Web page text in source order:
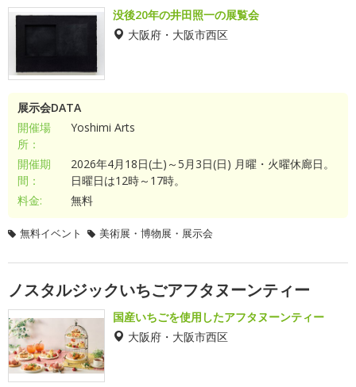
没後20年の井田照一の展覧会
大阪府・大阪市西区
展示会DATA
開催場
所：
Yoshimi Arts
開催期
間：
2026年4月18日(土)～5月3日(日) 月曜・火曜休廊日。
日曜日は12時～17時。
料金:
無料
無料イベント 美術展・博物展・展示会
ノスタルジックいちごアフタヌーンティー
国産いちごを使用したアフタヌーンティー
大阪府・大阪市西区